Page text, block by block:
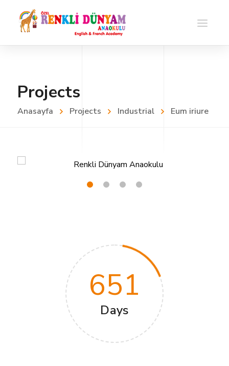
Projects
Anasayfa Projects Industrial Eum iriure
651
Days